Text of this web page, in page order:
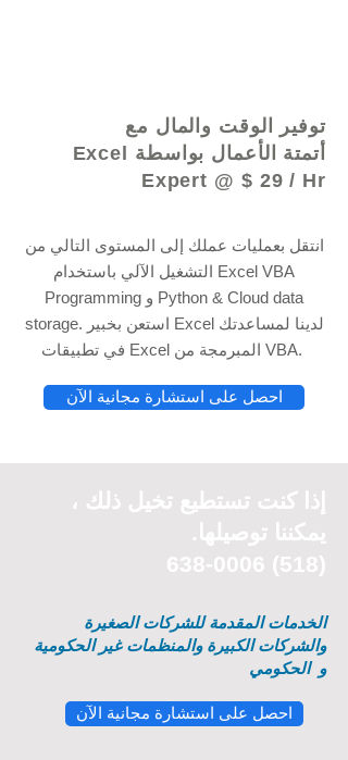
توفير الوقت والمال مع
أتمتة الأعمال بواسطة Excel
Expert @ $ 29 / Hr
انتقل بعمليات عملك إلى المستوى التالي من
التشغيل الآلي باستخدام Excel VBA
Programming و Python & Cloud data
storage. استعن بخبير Excel لدينا لمساعدتك
في تطبيقات Excel المبرمجة من VBA.
احصل على استشارة مجانية الآن
إذا كنت تستطيع تخيل ذلك ،
يمكننا توصيلها.
(518) 638-0006
الخدمات المقدمة للشركات الصغيرة
والشركات الكبيرة والمنظمات غير الحكومية
و الحكومي
احصل على استشارة مجانية الآن